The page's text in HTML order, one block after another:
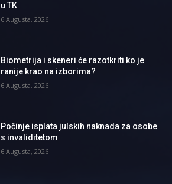
u TK
6 Augusta, 2026
Biometrija i skeneri će razotkriti ko je
ranije krao na izborima?
6 Augusta, 2026
Počinje isplata julskih naknada za osobe
s invaliditetom
6 Augusta, 2026